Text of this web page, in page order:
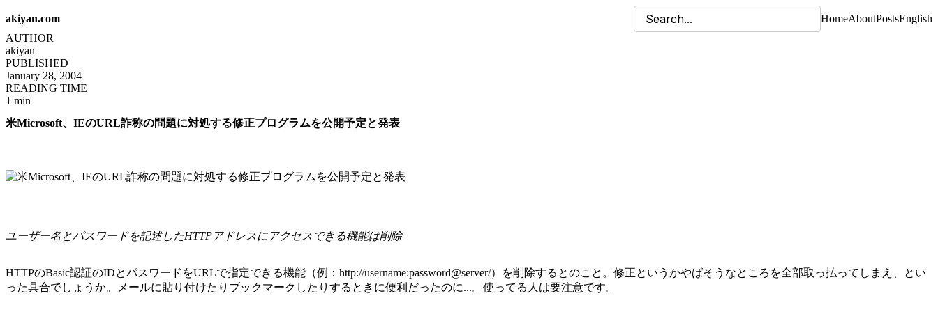
akiyan.com HomeAboutPostsEnglish
AUTHOR
akiyan
PUBLISHED
January 28, 2004
READING TIME
1 min
米Microsoft、IEのURL詐称の問題に対処する修正プログラムを公開予定と発表
ユーザー名とパスワードを記述したHTTPアドレスにアクセスできる機能は削除
HTTPのBasic認証のIDとパスワードをURLで指定できる機能（例：http://username:password@server/）を削除するとのこと。修正というかやばそうなところを全部取っ払ってしまえ、とい
った具合でしょうか。メールに貼り付けたりブックマークしたりするときに便利だったのに...。使ってる人は要注意です。